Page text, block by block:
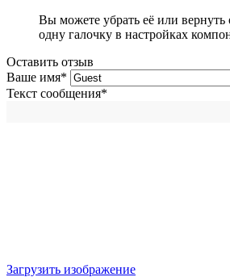
Вы можете убрать её или вернуть
одну галочку в настройках
Оставить отзыв
Ваше имя*
Текст сообщения*
Загрузить изображение